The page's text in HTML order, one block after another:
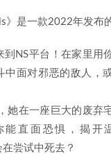
》是一款2022年发布
到NS平台！在家里用
中面对邪恶的敌人，
她在一座巨大的废弃
能直面恐惧，揭开
尝试中死去？